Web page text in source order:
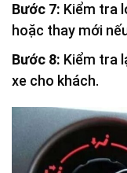
Bước 7: Kiểm tra
hoặc thay mới
Bước 8: Kiểm tra
xe cho khách.